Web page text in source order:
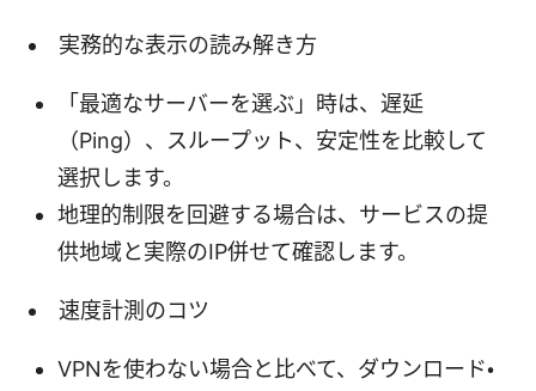
実務的な表示の読み解き方
「最適なサーバーを選ぶ」時は、遅延
（Ping）、スループット、安定性を比較して
選択します。
地理的制限を回避する場合は、サービスの提
供地域と実際のIP併せて確認します。
速度計測のコツ
VPNを使わない場合と比べて、ダウンロード・